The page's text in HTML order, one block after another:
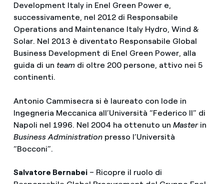
Development Italy in Enel Green Power e,
successivamente, nel 2012 di Responsabile
Operations and Maintenance Italy Hydro, Wind &
Solar. Nel 2013 è diventato Responsabile Global
Business Development di Enel Green Power, alla
guida di un teamdi oltre 200 persone, attivo nei 5
continenti.
Antonio Cammisecra si è laureato con lode in
Ingegneria Meccanica all’Università “Federico II” di
Napoli nel 1996. Nel 2004 ha ottenuto un Masterin
Business Administrationpresso l’Università
“Bocconi”.
Salvatore Bernabei– Ricopre il ruolo di